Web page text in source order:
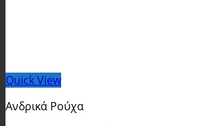
Quick View
Ανδρικά Ρούχα